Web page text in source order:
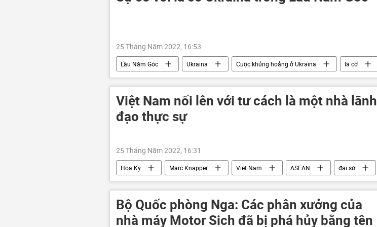
25 Tháng Năm 2022, 16:53
Lầu Năm Góc Ukraina Cuộc khủng hoảng ở Ukraina lá cờ
Chính trị
Việt Nam nổi lên với tư cách là một nhà lãnh
đạo thực sự
25 Tháng Năm 2022, 16:31
Hoa Kỳ Marc Knapper Việt Nam ASEAN
đại sứ
Đại sứ quán Mỹ
Biển Hoa Đông
Bộ Quốc phòng Nga: Các phân xưởng của
nhà máy Motor Sich đã bị phá hủy bằng tên